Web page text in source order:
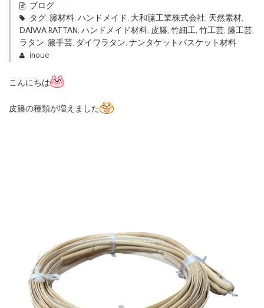
ブログ
タグ:籐材料, ハンドメイド, 大和籘工業株式会社, 天然素材,
DAIWA RATTAN, ハンドメイド材料, 皮籐, 竹細工, 竹工芸, 籐工芸,
ラタン, 籐手芸, ダイワラタン, ナンタケットバスケット材料
inoue
こんにちは
皮籐の種類が増えました